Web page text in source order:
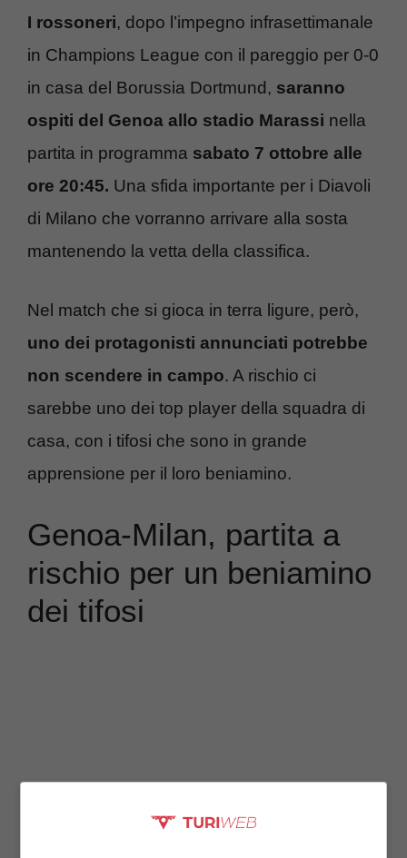
I rossoneri, dopo l’impegno infrasettimanale
in Champions League con il pareggio per 0-0
in casa del Borussia Dortmund, saranno
ospiti del Genoa allo stadio Marassi nella
partita in programma sabato 7 ottobre alle
ore 20:45. Una sfida importante per i Diavoli
di Milano che vorranno arrivare alla sosta
mantenendo la vetta della classifica.
Nel match che si gioca in terra ligure, però,
uno dei protagonisti annunciati potrebbe
non scendere in campo. A rischio ci
sarebbe uno dei top player della squadra di
casa, con i tifosi che sono in grande
apprensione per il loro beniamino.
Genoa-Milan, partita a
rischio per un beniamino
dei tifosi